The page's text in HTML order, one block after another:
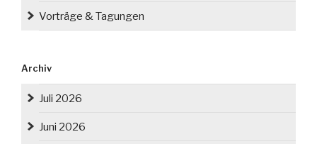
Vorträge & Tagungen
Archiv
Juli 2026
Juni 2026